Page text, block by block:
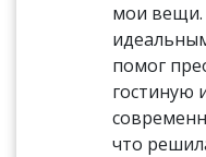
мои вещи.
помог
гостиную
что